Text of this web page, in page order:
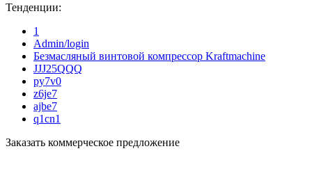
Тенденции:
1
Admin/login
Безмасляный винтовой компрессор Kraftmaсhine
JJJ25QQQ
py7v0
z6je7
ajbe7
q1cn1
Заказать коммерческое предложение